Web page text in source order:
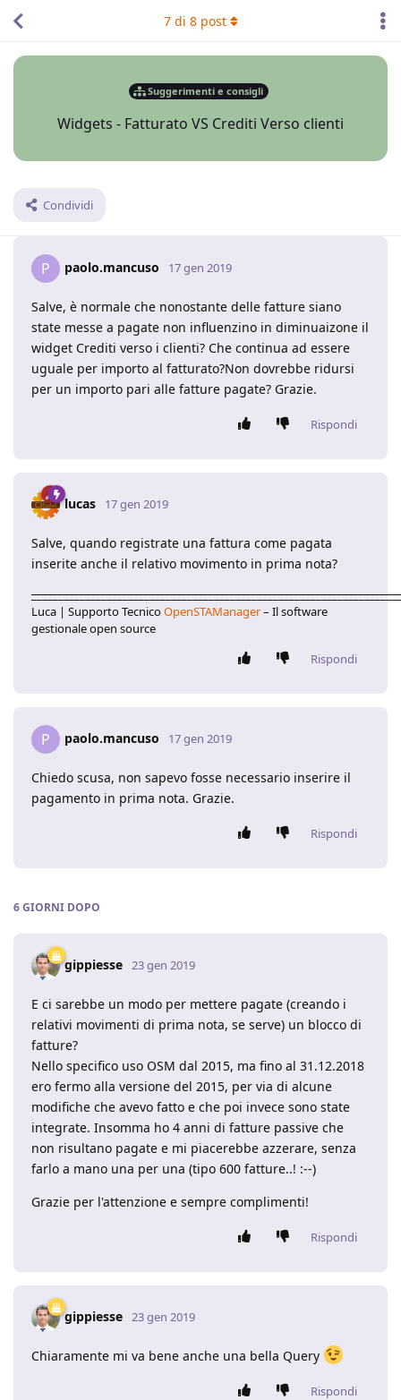
Suggerimenti e consigli
Widgets - Fatturato VS Crediti Verso clienti
Condividi
7di 8post
P paolo.mancuso 17 gen 2019
Salve, è normale che nonostante delle fatture siano
state messe a pagate non influenzino in diminuaizone il
widget Crediti verso i clienti? Che continua ad essere
uguale per importo al fatturato?Non dovrebbe ridursi
per un importo pari alle fatture pagate? Grazie.
Rispondi
lucas 17 gen 2019
Salve, quando registrate una fattura come pagata
inserite anche il relativo movimento in prima nota?
Luca | Supporto TecnicoOpenSTAManager– Il software
gestionale open source
Rispondi
P paolo.mancuso 17 gen 2019
Chiedo scusa, non sapevo fosse necessario inserire il
pagamento in prima nota. Grazie.
Rispondi
6 GIORNI DOPO
gippiesse 23 gen 2019
E ci sarebbe un modo per mettere pagate (creando i
relativi movimenti di prima nota, se serve) un blocco di
fatture?
Nello specifico uso OSM dal 2015, ma fino al 31.12.2018
ero fermo alla versione del 2015, per via di alcune
modifiche che avevo fatto e che poi invece sono state
integrate. Insomma ho 4 anni di fatture passive che
non risultano pagate e mi piacerebbe azzerare, senza
farlo a mano una per una (tipo 600 fatture..! :--)
Grazie per l'attenzione e sempre complimenti!
Rispondi
gippiesse 23 gen 2019
Chiaramente mi va bene anche una bella Query
Rispondi